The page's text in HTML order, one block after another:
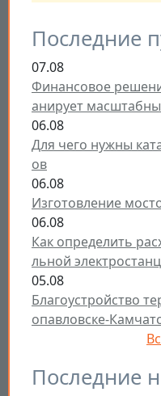
Последние
07.08
Финансовое
анирует
06.08
Для чего нужны
ов
06.08
Изготовление
06.08
Как определить
льной
05.08
Благоустройство
опавловске-
Последние